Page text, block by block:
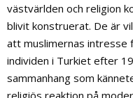
västvärlden och religion
blivit konstruerat. De är
att muslimernas intresse
individen i Turkiet efter
sammanhang som